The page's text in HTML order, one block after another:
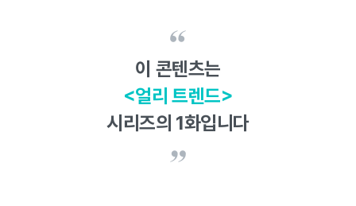
이 콘텐츠는
<얼리 트렌드>
시리즈의 1화입니다